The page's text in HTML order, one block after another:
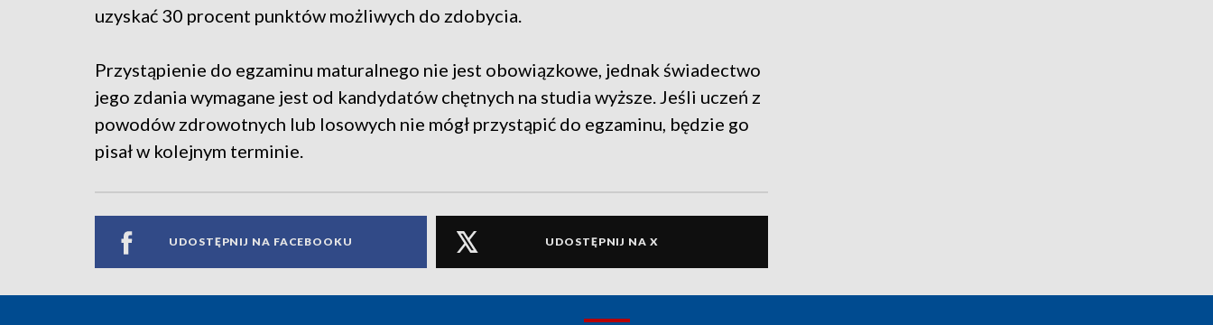
uzyskać 30 procent punktów możliwych do zdobycia.
Przystąpienie do egzaminu maturalnego nie jest obowiązkowe, jednak świadectwo
jego zdania wymagane jest od kandydatów chętnych na studia wyższe. Jeśli uczeń z
powodów zdrowotnych lub losowych nie mógł przystąpić do egzaminu, będzie go
pisał w kolejnym terminie.
UDOSTĘPNIJ NA FACEBOOKU UDOSTĘPNIJ NA X